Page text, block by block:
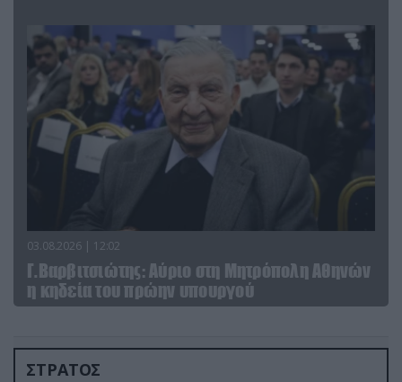
03.08.2026 | 12:02
Γ.Βαρβιτσιώτης: Aύριο στη Μητρόπολη Αθηνών
η κηδεία του πρώην υπουργού
ΣΤΡΑΤΟΣ